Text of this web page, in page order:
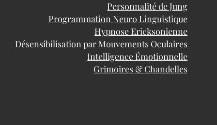
Personnalité de Jung
Programmation Neuro Linguistique
Hypnose Ericksonienne
Désensibilisation par Mouvements Oculaires
Intelligence Émotionnelle
Grimoires & Chandelles